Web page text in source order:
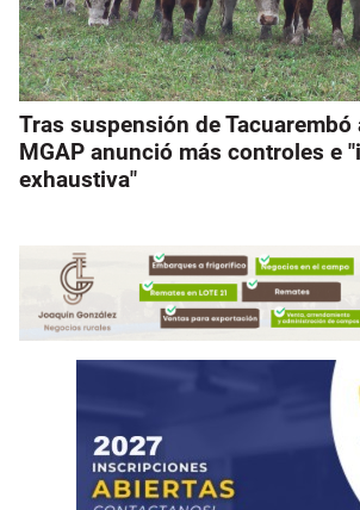
Tras suspensión de Tacuarembó
MGAP anunció más controles e
exhaustiva"